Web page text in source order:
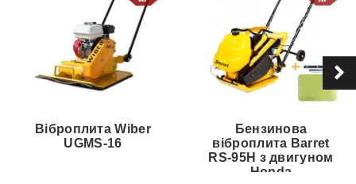
Віброплита Wiber
UGMS-16
Бензинова
віброплита Barret
RS-95H з двигуном
Honda